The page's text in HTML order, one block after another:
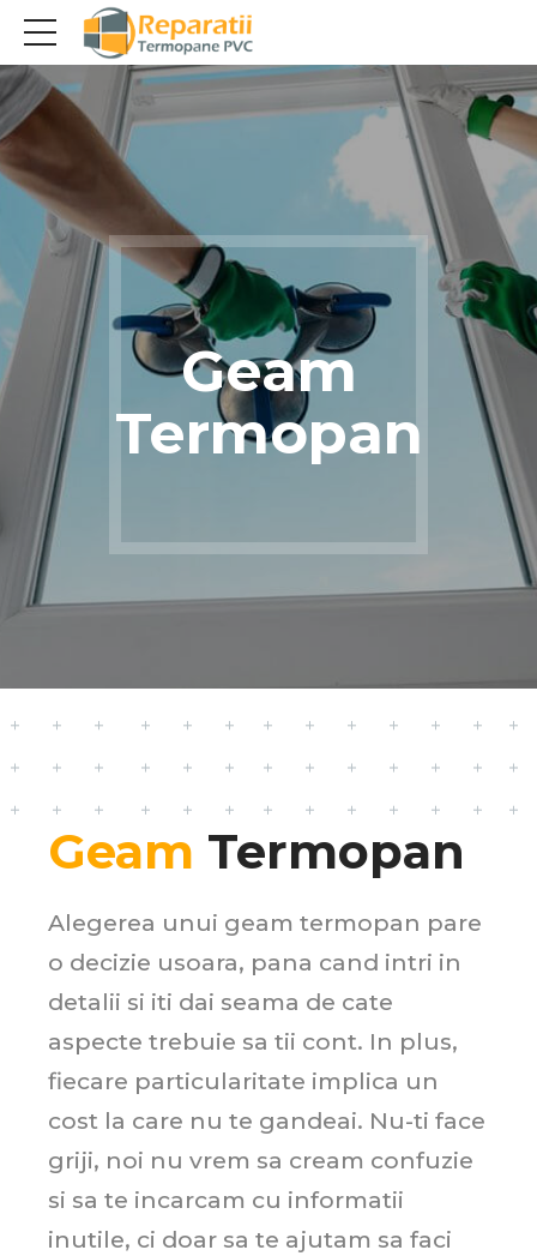
Geam
Termopan
Geam Termopan
Alegerea unui geam termopan pare
o decizie usoara, pana cand intri in
detalii si iti dai seama de cate
aspecte trebuie sa tii cont. In plus,
fiecare particularitate implica un
cost la care nu te gandeai. Nu-ti face
griji, noi nu vrem sa cream confuzie
si sa te incarcam cu informatii
inutile, ci doar sa te ajutam sa faci